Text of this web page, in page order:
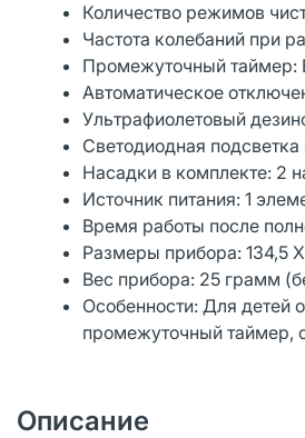
Количество режимов
Частота колебаний при
Промежуточный таймер:
Автоматическое
Ультрафиолетовый
Светодиодная подсветка
Насадки в комплекте: 2
Источник питания: 1
Время работы после
Размеры прибора: 134,5
Вес прибора: 25 грамм
Особенности: Для детей
промежуточный таймер,
Описание